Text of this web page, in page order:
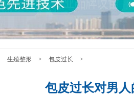
生殖整形 > 包皮过长 >
包皮过长对男